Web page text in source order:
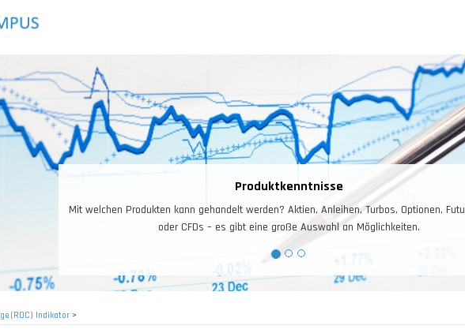
Produktkenntnisse
Mit welchen Produkten kann gehandelt werden? Aktien, Anleihen, Turbos, Optionen,
oder CFDs – es gibt eine große Auswahl an Möglichkeiten.
(ROC) Indikator >